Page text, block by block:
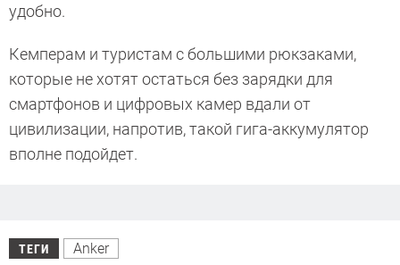
удобно.
Кемперам и туристам с большими рюкзаками,
которые не хотят остаться без зарядки для
смартфонов и цифровых камер вдали от
цивилизации, напротив, такой гига-аккумулятор
вполне подойдет.
ТЕГИ Anker